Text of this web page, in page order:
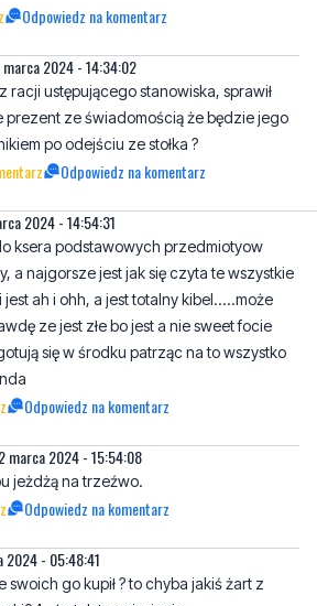
racji ustępującego stanowiska, sprawił
po odejściu ze stołka ?
Odpowiedz na komentarz
2024 - 14:54:31
ksera podstawowych przedmiotyow
ah i ohh, a jest totalny kibel.....może
ze jest złe bo jest a nie sweet focie
się w środku patrząc na to wszystko
Odpowiedz na komentarz
marca 2024 - 15:54:08
jeżdżą na trzeźwo.
2024 - 05:48:41
go kupił ? to chyba jakiś żart z
Odpowiedz na komentarz